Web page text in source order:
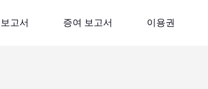
고서 증여 보고서 이용권